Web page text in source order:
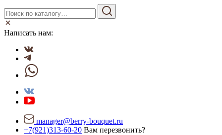
Написать нам:
manager@berry-bouquet.ru
+7(921)313-60-20 Вам перезвонить?